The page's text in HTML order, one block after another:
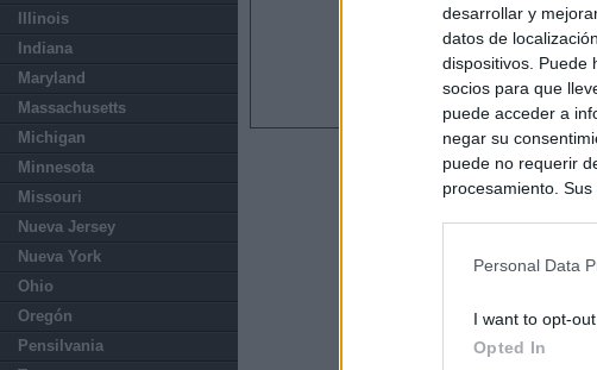
desarrollar y
datos de
dispositivos. Puede
socios para que
puede acceder a
negar su
puede no requerir
procesamiento.
Personal Data
I want to opt-
Opted In
Illinois
Indiana
Maryland
Massachusetts
Michigan
Minnesota
Missouri
Nueva Jersey
Nueva York
Ohio
Oregón
Pensilvania